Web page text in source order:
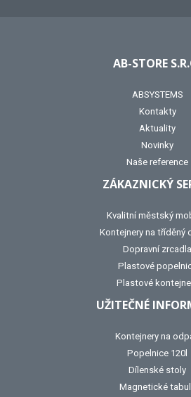
AB-STORE
ABSYSTEMS
Kontakty
Aktuality
Novinky
Naše reference
ZÁKAZNICKÝ
Kvalitní městský
Kontejnery na tříděný
Dopravní zrcadla
Plastové
Plastové
UŽITEČNÉ
Kontejnery na
Popelnice 120l
Dílenské stoly
Magnetické